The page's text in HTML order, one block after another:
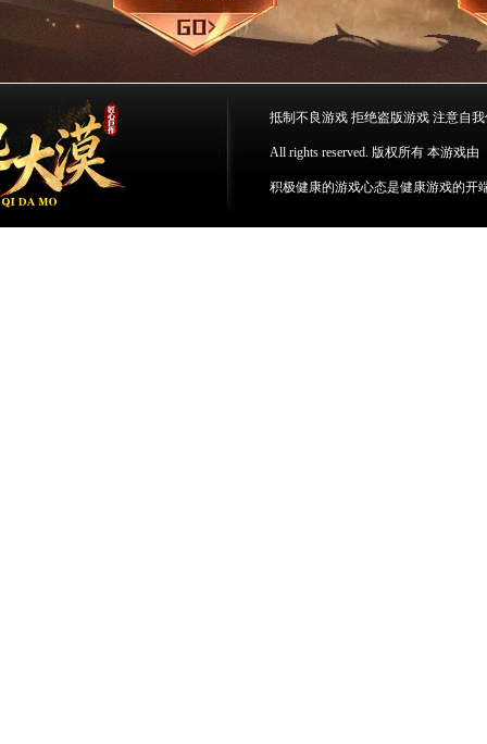
抵制不良游戏 拒绝盗版游戏 注意自
All rights reserved. 版权所有 本游戏
积极健康的游戏心态是健康游戏的开